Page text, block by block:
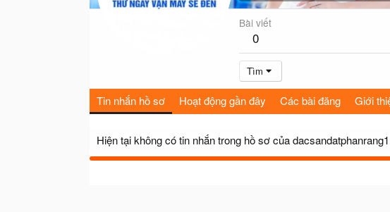
Bài viết
0
Tìm
Tin nhắn hồ sơ Hoạt động gần đây Các bài đăng Giới
Hiện tại không có tin nhắn trong hồ sơ của